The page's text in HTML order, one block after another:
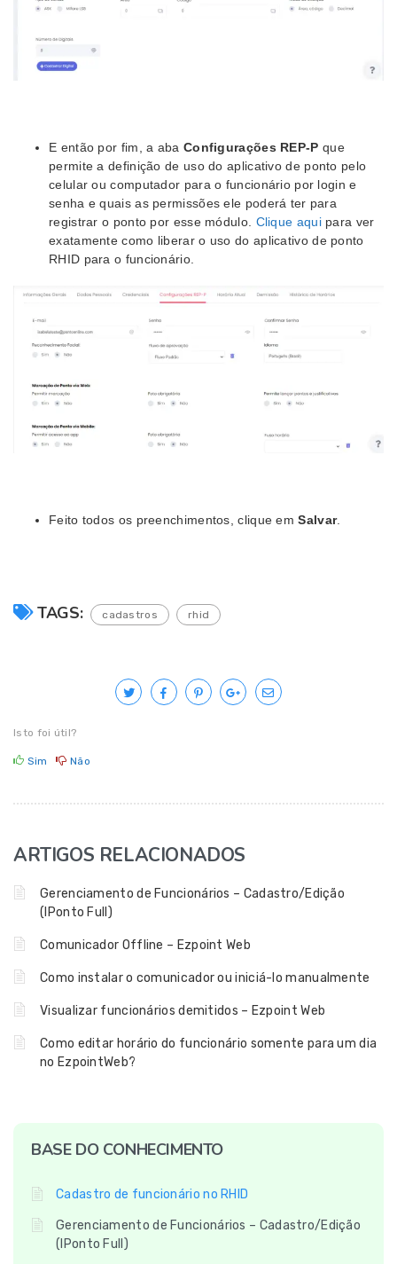
E então por fim, a aba Configurações REP-P que
permite a definição de uso do aplicativo de ponto pelo
celular ou computador para o funcionário por login e
senha e quais as permissões ele poderá ter para
registrar o ponto por esse módulo. Clique aquipara ver
exatamente como liberar o uso do aplicativo de ponto
RHID para o funcionário.
Feito todos os preenchimentos, clique emSalvar.
TAGS: cadastros rhid
Isto foi útil?
Sim Não
ARTIGOS RELACIONADOS
Gerenciamento de Funcionários – Cadastro/Edição
(IPonto Full)
Comunicador Offline – Ezpoint Web
Como instalar o comunicador ou iniciá-lo manualmente
Visualizar funcionários demitidos – Ezpoint Web
Como editar horário do funcionário somente para um dia
no EzpointWeb?
BASE DO CONHECIMENTO
Cadastro de funcionário no RHID
Gerenciamento de Funcionários – Cadastro/Edição
(IPonto Full)